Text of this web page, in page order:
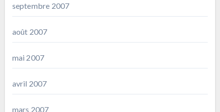
septembre 2007
août 2007
mai 2007
avril 2007
mars 2007